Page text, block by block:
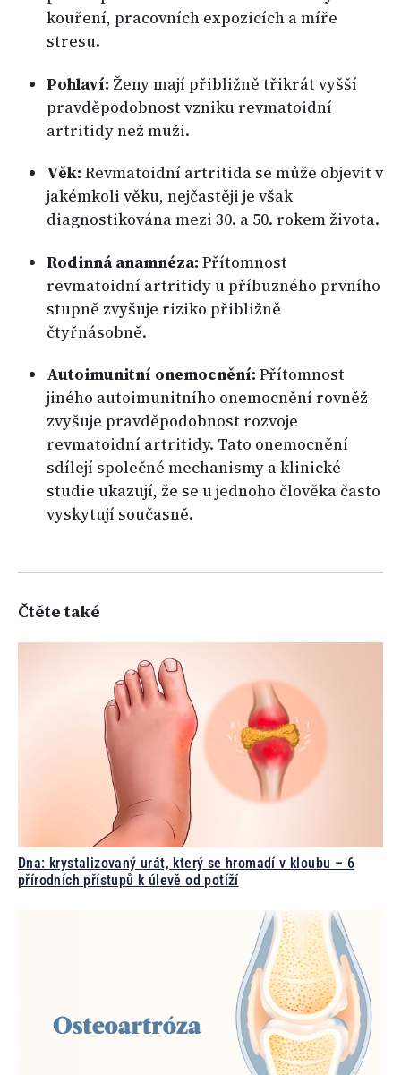
kouření, pracovních expozicích a míře
stresu.
Pohlaví: Ženy mají přibližně třikrát vyšší
pravděpodobnost vzniku revmatoidní
artritidy než muži.
Věk: Revmatoidní artritida se může objevit v
jakémkoli věku, nejčastěji je však
diagnostikována mezi 30. a 50. rokem života.
Rodinná anamnéza: Přítomnost
revmatoidní artritidy u příbuzného prvního
stupně zvyšuje riziko přibližně
čtyřnásobně.
Autoimunitní onemocnění: Přítomnost
jiného autoimunitního onemocnění rovněž
zvyšuje pravděpodobnost rozvoje
revmatoidní artritidy. Tato onemocnění
sdílejí společné mechanismy a klinické
studie ukazují, že se u jednoho člověka často
vyskytují současně.
Čtěte také
Dna: krystalizovaný urát, který se hromadí v kloubu – 6
přírodních přístupů k úlevě od potíží